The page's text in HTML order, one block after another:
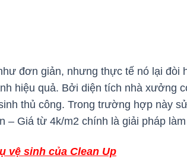
đơn giản, nhưng thực tế nó lại đòi
hiệu quả. Bởi diện tích nhà xưởng
thủ công. Trong trường hợp này
– Giá từ 4k/m2 chính là giải pháp
vệ sinh của Clean Up